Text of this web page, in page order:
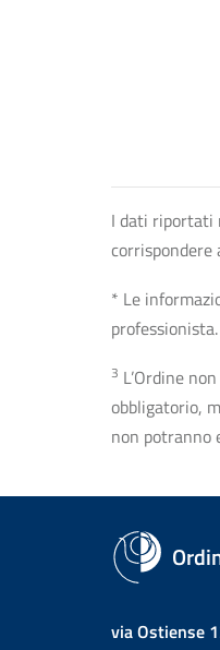
I dati riportati
corrispondere
* Le
professionista.
3 L’Ordine
obbligatorio,
non potranno
via Ostiense